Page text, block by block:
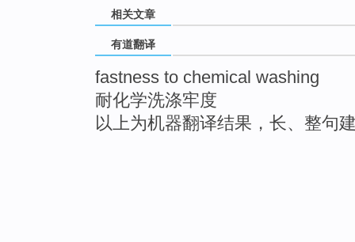
相关文章
有道翻译
fastness to chemical washing
耐化学洗涤牢度
以上为机器翻译结果，长、整句